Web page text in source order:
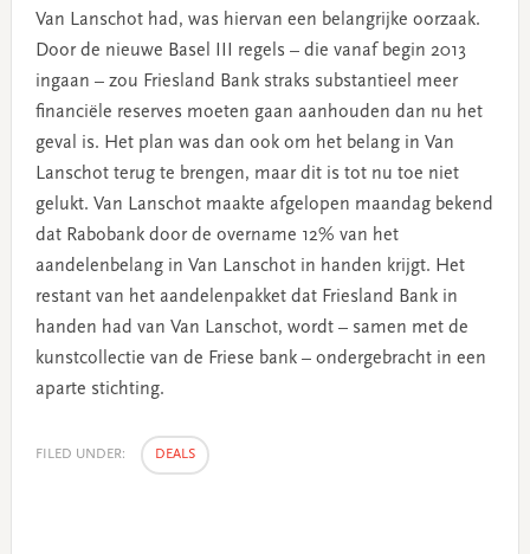
Van Lanschot had, was hiervan een belangrijke oorzaak.
Door de nieuwe Basel III regels – die vanaf begin 2013
ingaan – zou Friesland Bank straks substantieel meer
financiële reserves moeten gaan aanhouden dan nu het
geval is. Het plan was dan ook om het belang in Van
Lanschot terug te brengen, maar dit is tot nu toe niet
gelukt. Van Lanschot maakte afgelopen maandag bekend
dat Rabobank door de overname 12% van het
aandelenbelang in Van Lanschot in handen krijgt. Het
restant van het aandelenpakket dat Friesland Bank in
handen had van Van Lanschot, wordt – samen met de
kunstcollectie van de Friese bank – ondergebracht in een
aparte stichting.
FILED UNDER: DEALS